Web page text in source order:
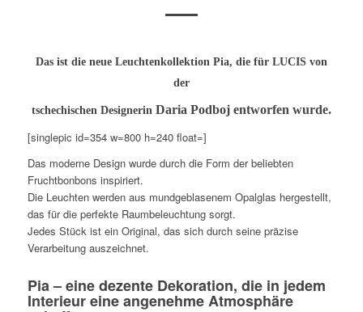
Das ist die neue Leuchtenkollektion Pia, die für LUCIS von
der
tschechischen Designerin Daria Podboj entworfen wurde.
[singlepic id=354 w=800 h=240 float=]
Das moderne Design wurde durch die Form der beliebten
Fruchtbonbons inspiriert.
Die Leuchten werden aus mundgeblasenem Opalglas hergestellt,
das für die perfekte Raumbeleuchtung sorgt.
Jedes Stück ist ein Original, das sich durch seine präzise
Verarbeitung auszeichnet.
Pia – eine dezente Dekoration, die in jedem
Interieur eine angenehme Atmosphäre